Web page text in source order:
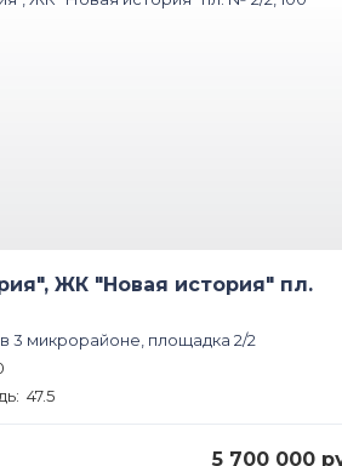
ЖК "Новая история" пл.
3 микрорайоне, площадка 2/2
47.5
5 700 000